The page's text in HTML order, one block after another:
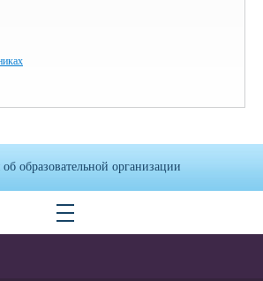
образовательной организации